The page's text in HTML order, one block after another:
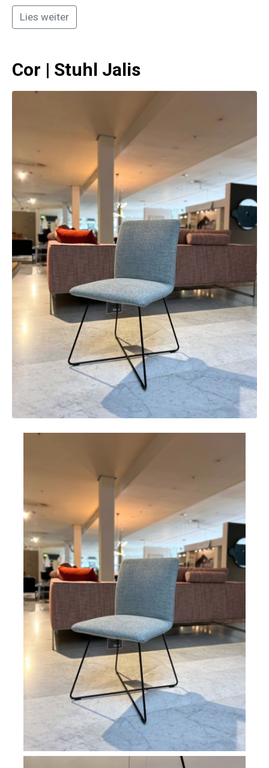
Lies weiter
Cor | Stuhl Jalis